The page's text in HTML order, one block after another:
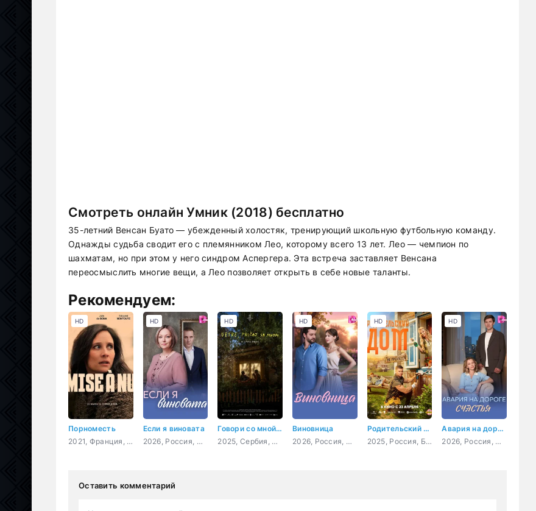
Смотреть онлайн Умник (2018) бесплатно
35-летний Венсан Буато — убежденный холостяк, тренирующий школьную футбольную команду.
Однажды судьба сводит его с племянником Лео, которому всего 13 лет. Лео — чемпион по
шахматам, но при этом у него синдром Аспергера. Эта встреча заставляет Венсана
переосмыслить многие вещи, а Лео позволяет открыть в себе новые таланты.
Рекомендуем:
Порноместь
2021, Франция, драма
HD
Если я виновата
2026, Россия, мелодрама
HD
Говори со мной, ветер
2025, Сербия, Словакия, Хорватия, драма
HD
Виновница
2026, Россия, мелодрама
HD
Родительский дом
2025, Россия, Беларусь, комедия, семейный
HD
Авария на дороге счастья
2026, Россия, мелодрама
HD
Оставить комментарий